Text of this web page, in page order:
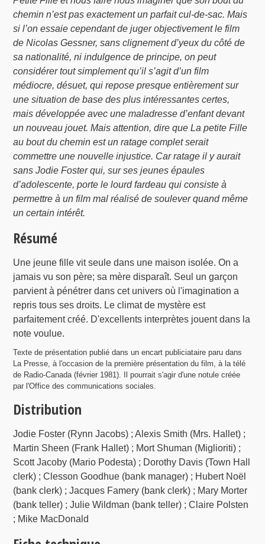
chemin n’est pas exactement un parfait cul-de-sac. Mais
si l’on essaie cependant de juger objectivement le film
de Nicolas Gessner, sans clignement d’yeux du côté de
sa nationalité, ni indulgence de principe, on peut
considérer tout simplement qu’il s’agit d’un film
médiocre, désuet, qui repose presque entièrement sur
une situation de base des plus intéressantes certes,
mais développée avec une maladresse d’enfant devant
un nouveau jouet. Mais attention, dire que La petite Fille
au bout du chemin est un ratage complet serait
commettre une nouvelle injustice. Car ratage il y aurait
sans Jodie Foster qui, sur ses jeunes épaules
d’adolescente, porte le lourd fardeau qui consiste à
permettre à un film mal réalisé de soulever quand même
un certain intérêt.
Résumé
Une jeune fille vit seule dans une maison isolée. On a
jamais vu son père; sa mère disparaît. Seul un garçon
parvient à pénétrer dans cet univers où l'imagination a
repris tous ses droits. Le climat de mystère est
parfaitement créé. D'excellents interprètes jouent dans la
note voulue.
Texte de présentation publié dans un encart publiciataire paru dans
La Presse, à l'occasion de la première présentation du film, à la télé
de Radio-Canada (février 1981). Il pourrait s'agir d'une notule créée
par l'Office des communications sociales.
Distribution
Jodie Foster (Rynn Jacobs) ; Alexis Smith (Mrs. Hallet) ;
Martin Sheen (Frank Hallet) ; Mort Shuman (Miglioriti) ;
Scott Jacoby (Mario Podesta) ; Dorothy Davis (Town Hall
clerk) ; Clesson Goodhue (bank manager) ; Hubert Noël
(bank clerk) ; Jacques Famery (bank clerk) ; Mary Morter
(bank teller) ; Julie Wildman (bank teller) ; Claire Polsten
; Mike MacDonald